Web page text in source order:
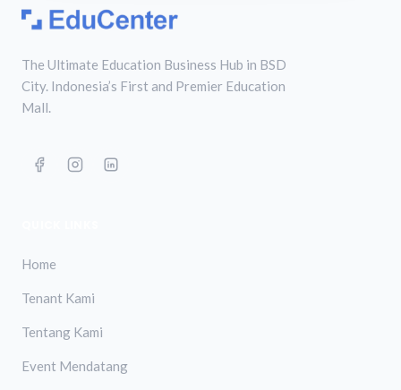
The Ultimate Education Business Hub in BSD
City. Indonesia’s First and Premier Education
Mall.
Home
Tenant Kami
Tentang Kami
Event Mendatang